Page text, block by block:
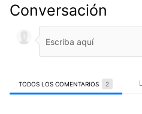
Conversación
TODOS LOS COMENTARIOS 2